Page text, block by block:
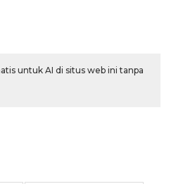
untuk AI di situs web ini tanpa